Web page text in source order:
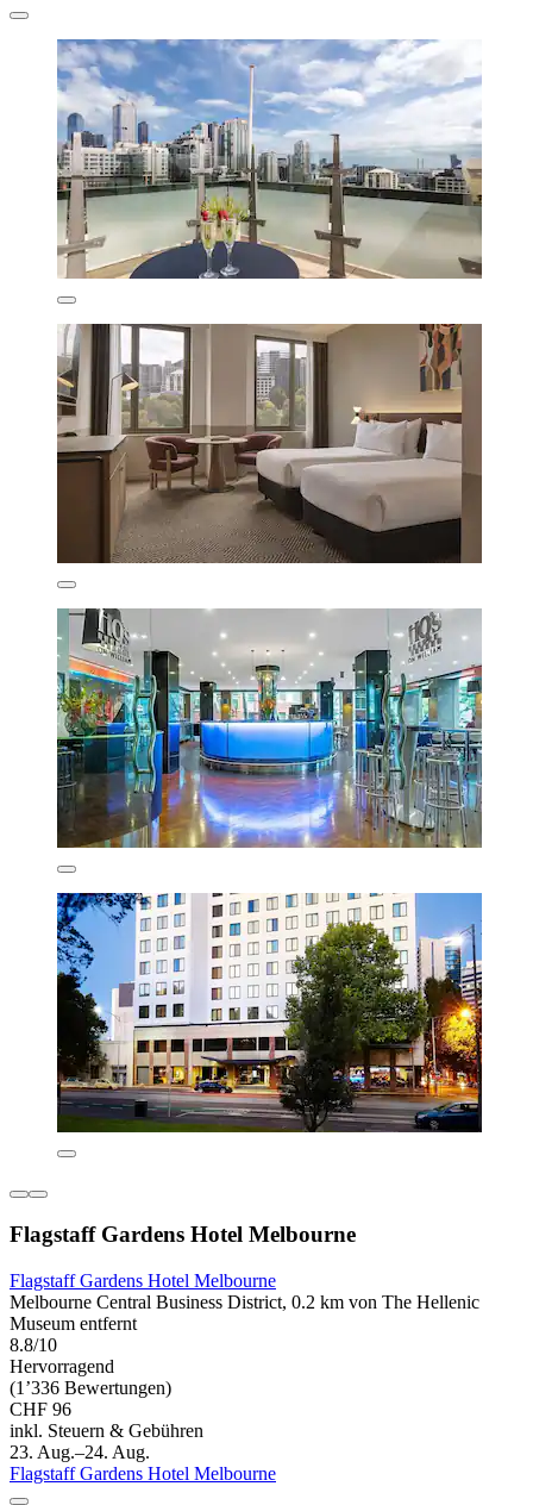
Flagstaff Gardens Hotel Melbourne
Flagstaff Gardens Hotel Melbourne
Melbourne Central Business District, 0.2 km von The Hellenic
Museum entfernt
8.8/10
Hervorragend
(1’336 Bewertungen)
CHF 96
inkl. Steuern & Gebühren
23. Aug.–24. Aug.
Flagstaff Gardens Hotel Melbourne